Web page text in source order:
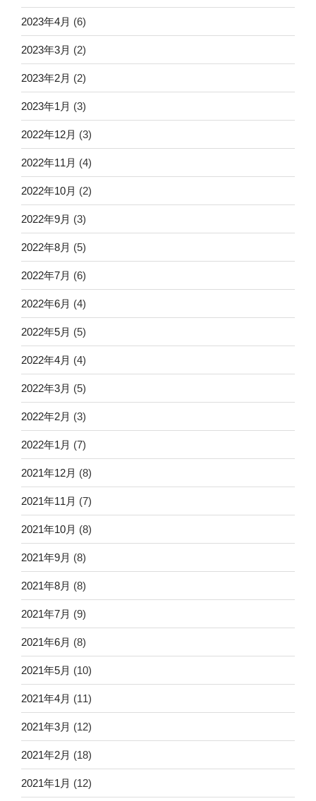
2023年4月 (6)
2023年3月 (2)
2023年2月 (2)
2023年1月 (3)
2022年12月 (3)
2022年11月 (4)
2022年10月 (2)
2022年9月 (3)
2022年8月 (5)
2022年7月 (6)
2022年6月 (4)
2022年5月 (5)
2022年4月 (4)
2022年3月 (5)
2022年2月 (3)
2022年1月 (7)
2021年12月 (8)
2021年11月 (7)
2021年10月 (8)
2021年9月 (8)
2021年8月 (8)
2021年7月 (9)
2021年6月 (8)
2021年5月 (10)
2021年4月 (11)
2021年3月 (12)
2021年2月 (18)
2021年1月 (12)